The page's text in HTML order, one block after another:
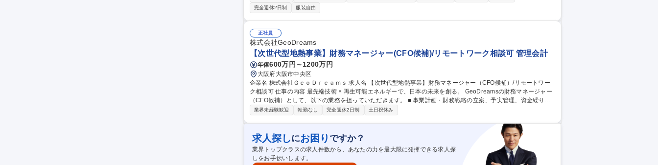
ジメントシステムの再構築 ■産廃管理 ■その他 募集職種 【武蔵村山/総務・設備保全】計画・管理から安全・環境
まで幅広く担当
完全週休2日制
服装自由
正社員
株式会社GeoDreams
【次世代型地熱事業】財務マネージャー(CFO候補)/リモートワーク相談可 管理会計
年俸600万円～1200万円
大阪府大阪市中央区
企業名 株式会社ＧｅｏＤｒｅａｍｓ 求人名 【次世代型地熱事業】財務マネージャー（CFO候補）/リモートワー
ク相談可 仕事の内容 最先端技術 × 再生可能エネルギーで、日本の未来を創る。 GeoDreamsの財務マネージャー
（CFO候補）として、以下の業務を担っていただきます。 ■ 事業計画・財務戦略の立案、予実管理、資金繰り・
キャッシュフロー管理 ■ 投資家・金融機関との資金調達、融資交渉、プロジェクトファイナンス推進 ■ プロジェ
業界未経験歓迎 転勤なし 完全週休2日制 土日祝休み
求人探しにお困り ですか？
業界トップクラスの求人件数から、あなたの力を最大限に発揮できる求人探
しをお手伝いします。